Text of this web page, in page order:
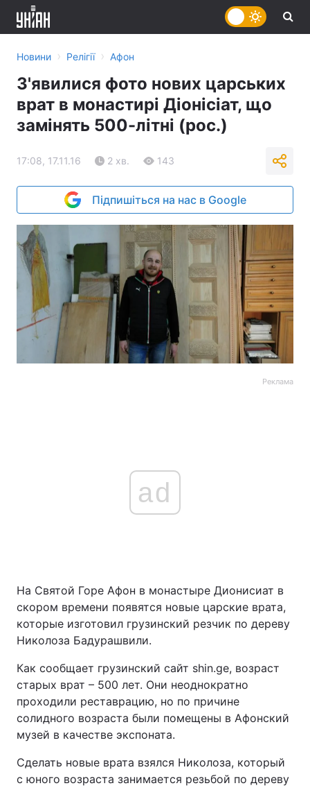
Головна Війна
Україна Політика
Економіка Світ
Спорт
Новини › Релігії › Афон
З'явилися фото нових царських
врат в монастирі Діонісіат, що
замінять 500-літні (рос.)
17:08, 17.11.16 2 хв. 143
Підпишіться на нас в Google
Реклама
ad
На Святой Горе Афон в монастыре Дионисиат в
скором времени появятся новые царские врата,
которые изготовил грузинский резчик по дереву
Николоза Бадурашвили.
Как сообщает грузинский сайт shin.ge, возраст
старых врат – 500 лет. Они неоднократно
проходили реставрацию, но по причине
солидного возраста были помещены в Афонский
музей в качестве экспоната.
Сделать новые врата взялся Николоза, который
с юного возраста занимается резьбой по дереву